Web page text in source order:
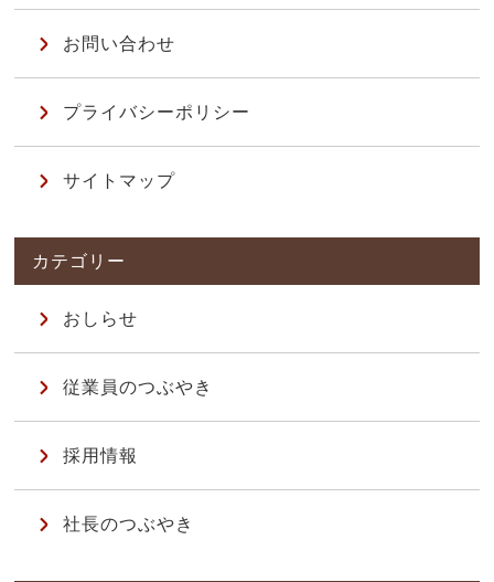
お問い合わせ
プライバシーポリシー
サイトマップ
おしらせ
従業員のつぶやき
採用情報
社長のつぶやき